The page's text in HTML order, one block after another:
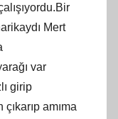
Mert
var
girip
amıma